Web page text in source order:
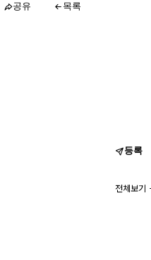
공유 목록
등록
전체보기